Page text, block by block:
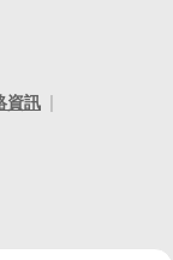
顯示、開放資
多媒體查繳
、停車場自動
多張機車停車
日，原有紙本
資訊